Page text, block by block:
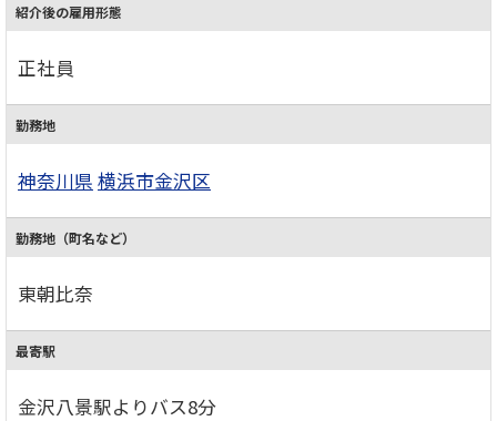
紹介後の雇用形態
正社員
勤務地
神奈川県 横浜市金沢区
勤務地（町名など）
東朝比奈
最寄駅
金沢八景駅よりバス8分